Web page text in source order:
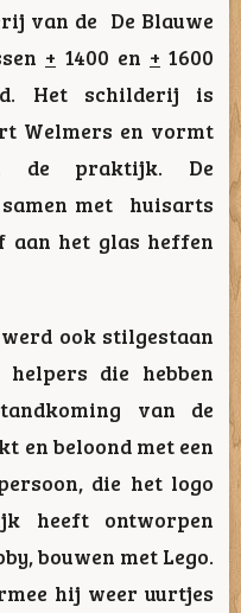
van de De Blauwe
+ 1400 en + 1600
Het schilderij is
Welmers en vormt
de praktijk. De
met huisarts
aan het glas heffen
ook stilgestaan
die hebben
van de
en beloond met een
die het logo
heeft ontworpen
bouwen met Lego.
hij weer uurtjes